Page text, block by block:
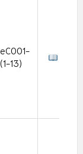
eC001-
(1-13)